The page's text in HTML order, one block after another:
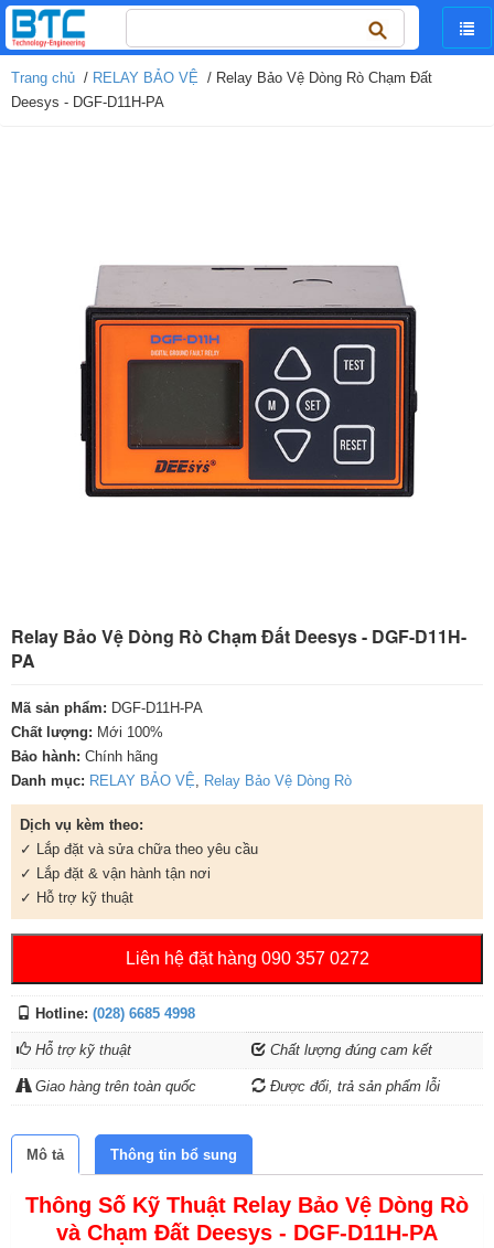
Tìm
kiếm
Trang chủ / RELAY BẢO VỆ / Relay Bảo Vệ Dòng Rò Chạm Đất
Deesys - DGF-D11H-PA
Relay Bảo Vệ Dòng Rò Chạm Đất Deesys - DGF-D11H-
PA
Mã sản phẩm: DGF-D11H-PA
Chất lượng: Mới 100%
Bảo hành: Chính hãng
Danh mục: RELAY BẢO VỆ, Relay Bảo Vệ Dòng Rò
Dịch vụ kèm theo:
✓ Lắp đặt và sửa chữa theo yêu cầu
✓ Lắp đặt & vận hành tận nơi
✓ Hỗ trợ kỹ thuật
Liên hệ đặt hàng 090 357 0272
Hotline: (028) 6685 4998
Hỗ trợ kỹ thuật Chất lượng đúng cam kết
Giao hàng trên toàn quốc Được đổi, trả sản phẩm lỗi
Mô tả Thông tin bổ sung
Thông Số Kỹ Thuật Relay Bảo Vệ Dòng Rò
và Chạm Đất Deesys - DGF-D11H-PA